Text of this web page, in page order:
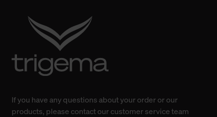
Einwilligung hat jedoch keine Auswirkung auf die
bisherigen Einstellungen und die damit verbundene
Verwendung der Cookies sowie die bis zum Zeitpunkt der
Änderung gesammelten Daten.
Weitere Informationen über Cookies und Web-
finden Sie in unserer Datenschutzerklärung.
If you have any questions about your order or our
products, please contact our customer service team